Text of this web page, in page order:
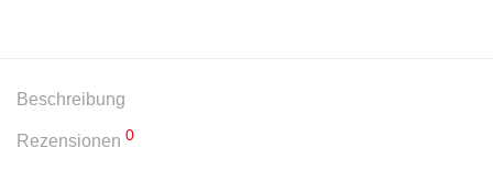
Beschreibung
Rezensionen 0